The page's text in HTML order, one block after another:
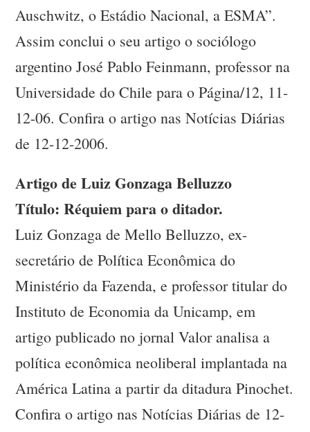
Auschwitz, o Estádio Nacional, a ESMA”.
Assim conclui o seu artigo o sociólogo
argentino José Pablo Feinmann, professor na
Universidade do Chile para o Página/12, 11-
12-06. Confira o artigo nas Notícias Diárias
de 12-12-2006.
Artigo de Luiz Gonzaga Belluzzo
Título: Réquiem para o ditador.
Luiz Gonzaga de Mello Belluzzo, ex-
secretário de Política Econômica do
Ministério da Fazenda, e professor titular do
Instituto de Economia da Unicamp, em
artigo publicado no jornal Valor analisa a
política econômica neoliberal implantada na
América Latina a partir da ditadura Pinochet.
Confira o artigo nas Notícias Diárias de 12-